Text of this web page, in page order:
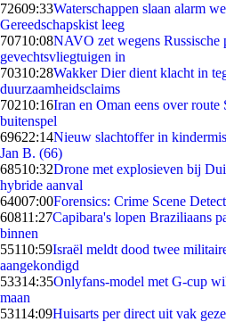
72609:33Waterschappen slaan alarm
Gereedschapskist leeg
70710:08NAVO zet wegens Russische
gevechtsvliegtuigen in
70310:28Wakker Dier dient klacht in
duurzaamheidsclaims
70210:16Iran en Oman eens over
buitenspel
69622:14Nieuw slachtoffer in
Jan B. (66)
68510:32Drone met explosieven bij
hybride aanval
64007:00Forensics: Crime Scene
60811:27Capibara's lopen Braziliaans
binnen
55110:59Israël meldt dood twee
aangekondigd
53314:35Onlyfans-model met G-cup
maan
53114:09Huisarts per direct uit vak